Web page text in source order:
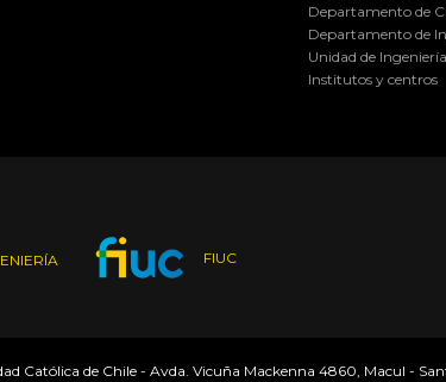
Departamento de
Departamento de
Unidad de
Institutos y centros
FIUC
Católica de Chile - Avda. Vicuña Mackenna 4860, Macul -